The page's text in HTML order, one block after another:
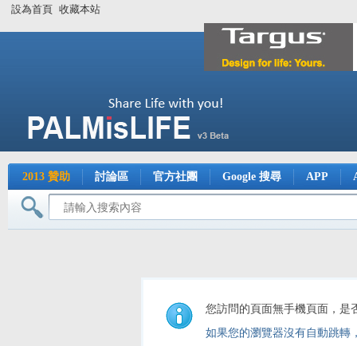
設為首頁 收藏本站
2013 贊助 討論區 官方社團 Google 搜尋 APP
您訪問的頁面無手機頁面，是
如果您的瀏覽器沒有自動跳轉